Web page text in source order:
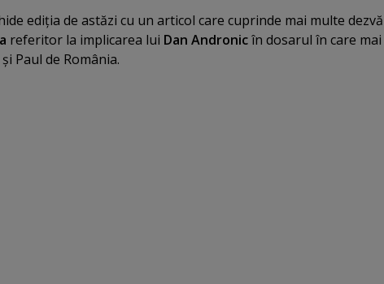
ediţia de astăzi cu un articol care cuprinde mai multe
referitor la implicarea lui Dan Andronicîn dosarul în care
Paul de România.